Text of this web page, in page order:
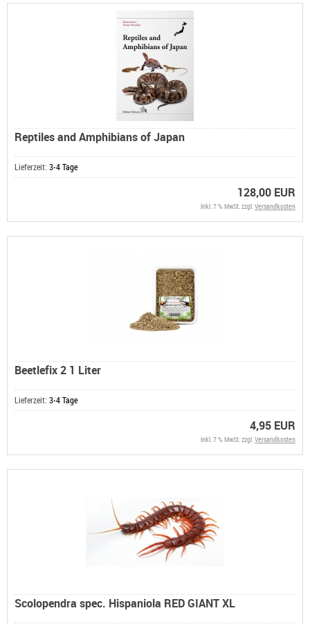
Reptiles and Amphibians of Japan
Lieferzeit: 3-4 Tage
128,00 EUR
inkl. 7 % MwSt. zzgl. Versandkosten
Beetlefix 2 1 Liter
Lieferzeit: 3-4 Tage
4,95 EUR
inkl. 7 % MwSt. zzgl. Versandkosten
Scolopendra spec. Hispaniola RED GIANT XL